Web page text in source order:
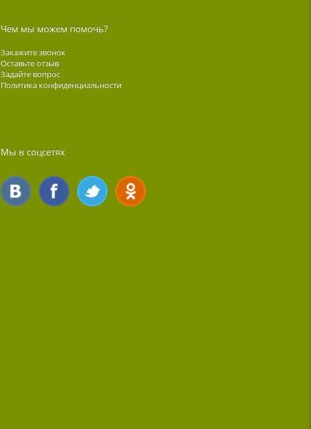
Чем мы можем помочь?
Закажите звонок
Оставьте отзыв
Задайте вопрос
Политика конфиденциальности
Мы в соцсетях